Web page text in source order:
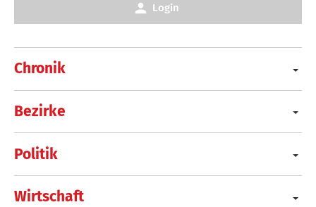
Chronik
Bezirke
Politik
Wirtschaft
Login